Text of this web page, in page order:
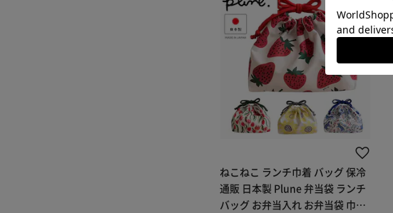
ねこねこ ランチ巾着 バッグ 保冷
通販 日本製 Plune 弁当袋 ランチ
バッグ お弁当入れ お弁当袋 巾着